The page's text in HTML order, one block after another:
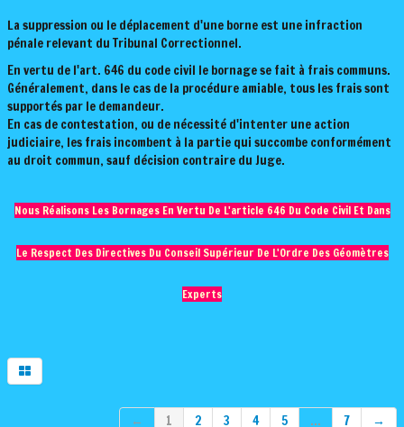
La suppression ou le déplacement d'une borne est une infraction
pénale relevant du Tribunal Correctionnel.
En vertu de l'art. 646 du code civil le bornage se fait à frais communs.
Généralement, dans le cas de la procédure amiable, tous les frais sont
supportés par le demandeur.
En cas de contestation, ou de nécessité d'intenter une action
judiciaire, les frais incombent à la partie qui succombe conformément
au droit commun, sauf décision contraire du Juge.
Nous Réalisons Les Bornages En Vertu De L'article 646 Du Code Civil Et Dans
Le Respect Des Directives Du Conseil Supérieur De L'Ordre Des Géomètres
Experts
← 1 2 3 4 5 ... 7 →